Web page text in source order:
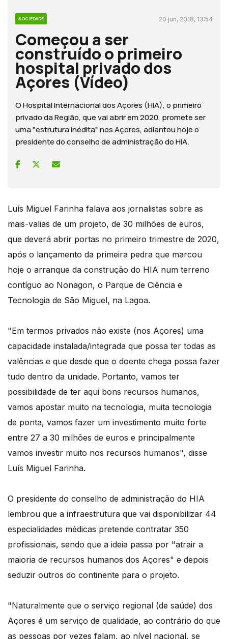
SOCIEDADE 20 jun, 2018, 13:54
Começou a ser
construído o primeiro
hospital privado dos
Açores (Vídeo)
O Hospital Internacional dos Açores (HIA), o primeiro
privado da Região, que vai abrir em 2020, promete ser
uma "estrutura inédita" nos Açores, adiantou hoje o
presidente do conselho de administração do HIA.
Luís Miguel Farinha falava aos jornalistas sobre as
mais-valias de um projeto, de 30 milhões de euros,
que deverá abrir portas no primeiro trimestre de 2020,
após o lançamento da primeira pedra que marcou
hoje o arranque da construção do HIA num terreno
contíguo ao Nonagon, o Parque de Ciência e
Tecnologia de São Miguel, na Lagoa.
"Em termos privados não existe (nos Açores) uma
capacidade instalada/integrada que possa ter todas as
valências e que desde que o doente chega possa fazer
tudo dentro da unidade. Portanto, vamos ter
possibilidade de ter aqui bons recursos humanos,
vamos apostar muito na tecnologia, muita tecnologia
de ponta, vamos fazer um investimento muito forte
entre 27 a 30 milhões de euros e principalmente
vamos investir muito nos recursos humanos", disse
Luís Miguel Farinha.
O presidente do conselho de administração do HIA
lembrou que a infraestrutura que vai disponibilizar 44
especialidades médicas pretende contratar 350
profissionais, sendo que a ideia passa por "atrair a
maioria de recursos humanos dos Açores" e depois
seduzir outros do continente para o projeto.
"Naturalmente que o serviço regional (de saúde) dos
Açores é um serviço de qualidade, ao contrário do que
as pessoas por vezes falam, ao nível nacional, se